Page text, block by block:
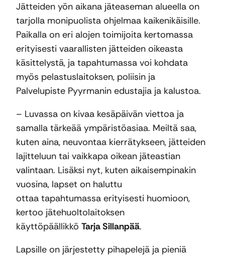
Jätteiden yön aikana jäteaseman alueella on
tarjolla monipuolista ohjelmaa kaikenikäisille.
Paikalla on eri alojen toimijoita kertomassa
erityisesti vaarallisten jätteiden oikeasta
käsittelystä, ja tapahtumassa voi kohdata
myös pelastuslaitoksen, poliisin ja
Palvelupiste Pyyrmanin edustajia ja kalustoa.
– Luvassa on kivaa kesäpäivän viettoa ja
samalla tärkeää ympäristöasiaa. Meiltä saa,
kuten aina, neuvontaa kierrätykseen, jätteiden
lajitteluun tai vaikkapa oikean jäteastian
valintaan. Lisäksi nyt, kuten aikaisempinakin
vuosina, lapset on haluttu
ottaa tapahtumassa erityisesti huomioon,
kertoo jätehuoltolaitoksen
käyttöpäällikkö Tarja Sillanpää.
Lapsille on järjestetty pihapelejä ja pieniä